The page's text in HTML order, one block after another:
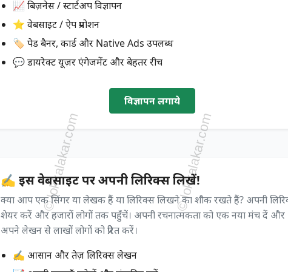
📈 बिज़नेस / स्टार्टअप विज्ञापन
⭐ वेबसाइट / ऐप प्रमोशन
🏷️ पेड बैनर, कार्ड और Native Ads उपलब्ध
💬 डायरेक्ट यूज़र एंगेजमेंट और बेहतर रीच
विज्ञापन लगाये
✍️ इस वेबसाइट पर अपनी लिरिक्स लिखें!
क्या आप एक सिंगर या लेखक हैं या लिरिक्स लिखने का शौक रखते हैं? अपनी
शेयर करें और हजारों लोगों तक पहुँचें। अपनी रचनात्मकता को एक नया मंच दें और
अपने लेखन से लाखों लोगों को प्रेरित करें।
✍️ आसान और तेज़ लिरिक्स लेखन